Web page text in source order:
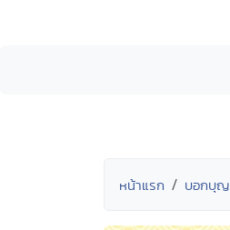
หน้าแรก บอกบุญ